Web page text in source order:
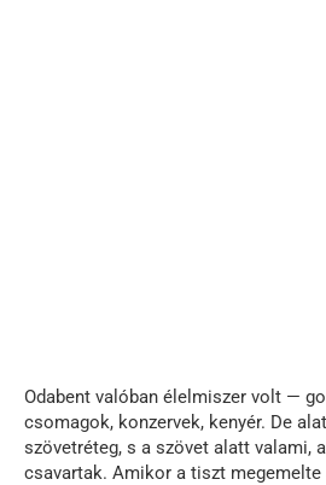
Odabent valóban élelmiszer volt —
csomagok, konzervek, kenyér. De
szövetréteg, s a szövet alatt valami,
csavartak. Amikor a tiszt